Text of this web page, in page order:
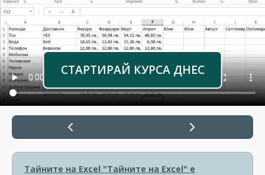
СТАРТИРАЙ КУРСА ДНЕС
Тайните на Excel "Тайните на Excel" е